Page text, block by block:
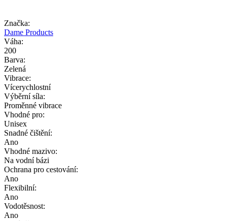
Značka:
Dame Products
Váha:
200
Barva:
Zelená
Vibrace:
Vícerychlostní
Výběrní síla:
Proměnné vibrace
Vhodné pro:
Unisex
Snadné čištění:
Ano
Vhodné mazivo:
Na vodní bázi
Ochrana pro cestování:
Ano
Flexibilní:
Ano
Vodotěsnost:
Ano